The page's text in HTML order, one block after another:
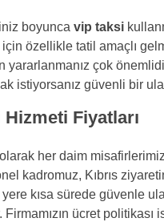
boyunca vip taksi
için özellikle tatil amaçlı
yararlanmanız çok
istiyorsanız güvenli bir
Hizmeti Fiyatları
olarak her daim
kadromuz, Kıbrıs
kısa sürede güvenle
Firmamızın ücret